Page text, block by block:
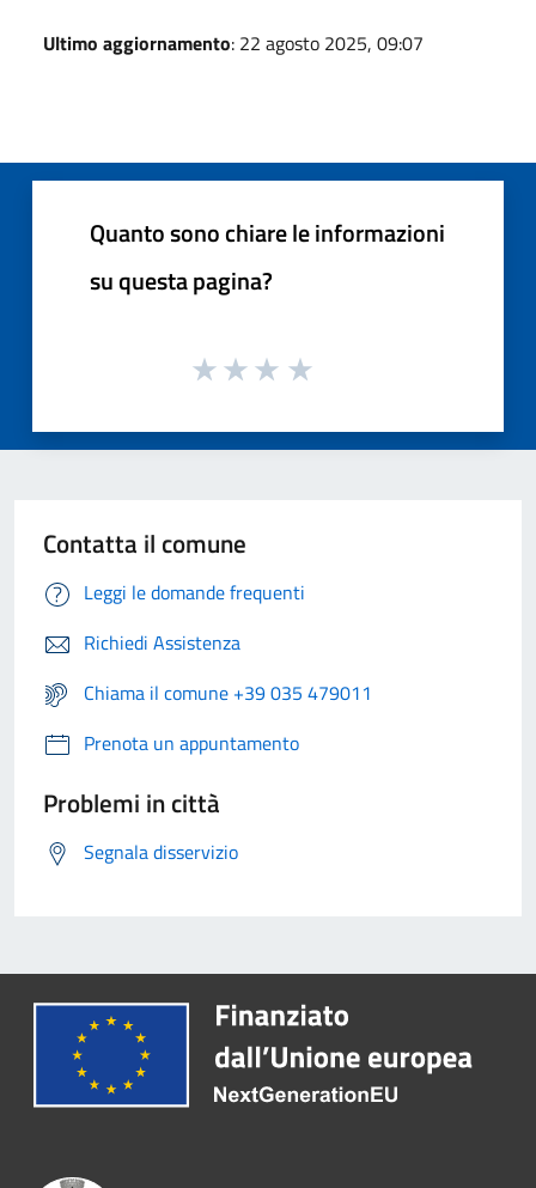
Ultimo aggiornamento: 22 agosto 2025, 09:07
Quanto sono chiare le informazioni
su questa pagina?
Contatta il comune
Leggi le domande frequenti
Richiedi Assistenza
Chiama il comune +39 035 479011
Prenota un appuntamento
Problemi in città
Segnala disservizio